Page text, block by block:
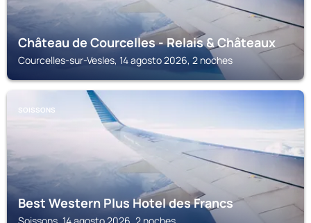
Château de Courcelles - Relais & Châteaux
Courcelles-sur-Vesles, 14 agosto 2026, 2 noches
SOISSONS
Best Western Plus Hotel des Francs